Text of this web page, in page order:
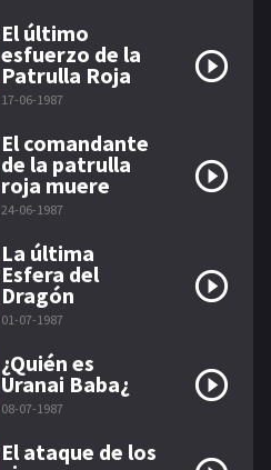
El último
esfuerzo de la
Patrulla Roja
17-06-1987
El comandante
de la patrulla
roja muere
24-06-1987
La última
Esfera del
Dragón
01-07-1987
¿Quién es
Uranai Baba¿
08-07-1987
El ataque de los